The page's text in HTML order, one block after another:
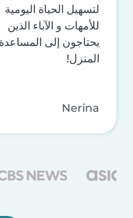
لتسهيل الحياة اليومية
للأمهات و الآباء الذين
يحتاجون إلى
المنزل!
Nerina